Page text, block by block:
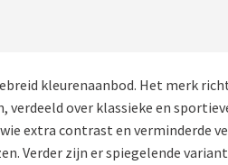
kleurenaanbod. Het merk
over klassieke en
extra contrast en verminderde
Verder zijn er spiegelende